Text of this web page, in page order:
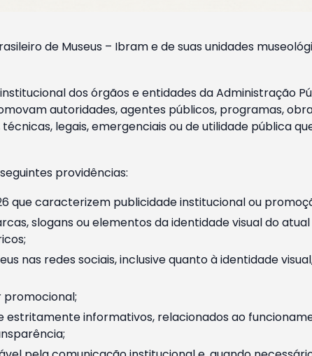
de Museus – Ibram e de suas unidades
dos órgãos e entidades da Administração
autoridades, agentes públicos, programas,
legais, emergenciais ou de utilidade pública
providências:
que caracterizem publicidade institucional ou
slogans ou elementos da identidade visual do
nas redes sociais, inclusive quanto à identidade
promocional;
informativos, relacionados ao